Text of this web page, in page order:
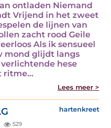
ontladen Niemand
Vrijend in het zweet
de lijnen van
zacht rood Geile
Als ik sensueel
mond glijdt langs
hese
ritme…
Lees meer >
hartenkreet
529